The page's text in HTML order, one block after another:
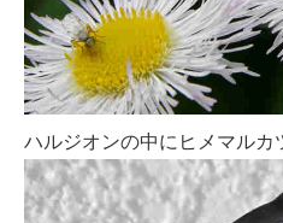
ハルジオンの中にヒメマルカ